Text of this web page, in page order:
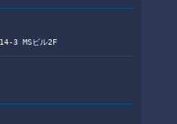
3 MSビル2F